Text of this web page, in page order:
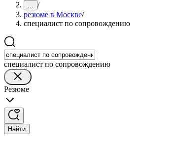
... /
резюме в Москве/
специалист по сопровождению
специалист по сопровождению
Резюме
Найти